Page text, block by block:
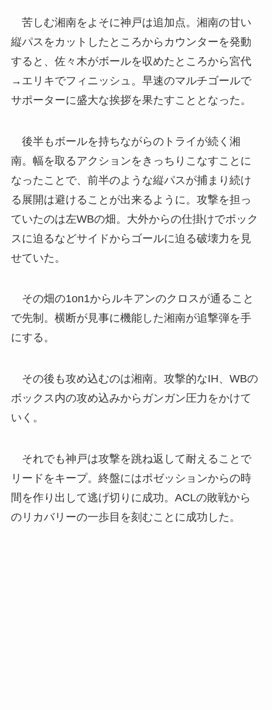
苦しむ湘南をよそに神戸は追加点。湘南の甘い
縦パスをカットしたところからカウンターを発動
すると、佐々木がボールを収めたところから宮代
→エリキでフィニッシュ。早速のマルチゴールで
サポーターに盛大な挨拶を果たすこととなった。
後半もボールを持ちながらのトライが続く湘
南。幅を取るアクションをきっちりこなすことに
なったことで、前半のような縦パスが捕まり続け
る展開は避けることが出来るように。攻撃を担っ
ていたのは左WBの畑。大外からの仕掛けでボック
スに迫るなどサイドからゴールに迫る破壊力を見
せていた。
その畑の1on1からルキアンのクロスが通ること
で先制。横断が見事に機能した湘南が追撃弾を手
にする。
その後も攻め込むのは湘南。攻撃的なIH、WBの
ボックス内の攻め込みからガンガン圧力をかけて
いく。
それでも神戸は攻撃を跳ね返して耐えることで
リードをキープ。終盤にはポゼッションからの時
間を作り出して逃げ切りに成功。ACLの敗戦から
のリカバリーの一歩目を刻むことに成功した。